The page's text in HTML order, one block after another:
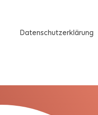
Datenschutzerklärung